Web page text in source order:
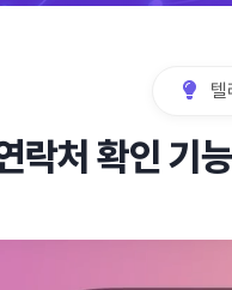
텔
락처 확인 기